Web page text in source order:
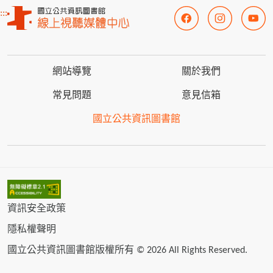
:::
網站導覽 關於我們
常見問題 意見信箱
國立公共資訊圖書館
資訊安全政策
隱私權聲明
國立公共資訊圖書館版權所有 © 2026 All Rights Reserved.